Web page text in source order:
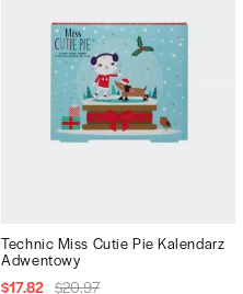
Technic Miss Cutie Pie Kalendarz
Adwentowy
$17.82 $20.97